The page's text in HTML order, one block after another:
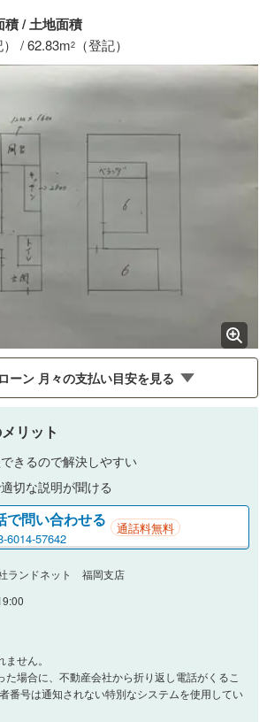
積 / 土地面積
） / 62.83m2 （登記）
ーン 月々の支払い目安を見る
ーションすることができます。
まで借り入れ可能です。多くの金融機関
リット
きるので解決しやすい
切な説明が聞ける
で問い合わせる
6014-57642
通話料無料
ランドネット 福岡支店
せん。
た場合に、不動産会社から折り返し電話がくるこ
番号は通知されない特別なシステムを使用してい